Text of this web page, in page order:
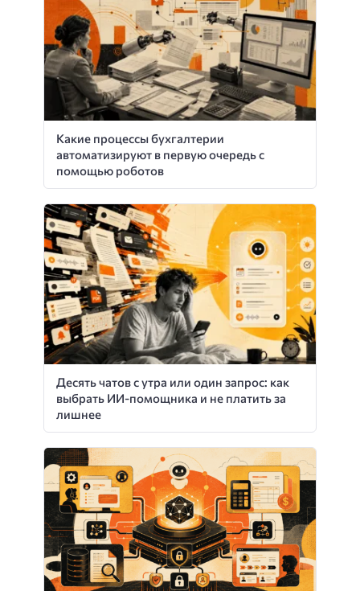
Какие процессы бухгалтерии
автоматизируют в первую очередь с
помощью роботов
Десять чатов с утра или один запрос: как
выбрать ИИ-помощника и не платить за
лишнее